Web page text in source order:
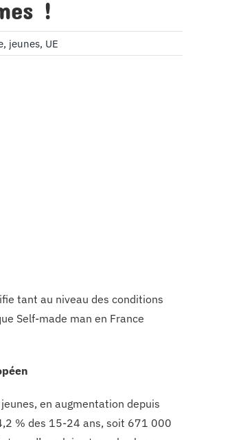
!
, jeunes, UE
tant au niveau des conditions
Self-made man en France
en augmentation depuis
% des 15-24 ans, soit 671 000